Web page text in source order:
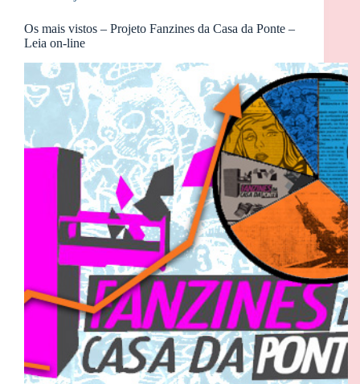
Os mais vistos – Projeto Fanzines da Casa da Ponte –
Leia on-line